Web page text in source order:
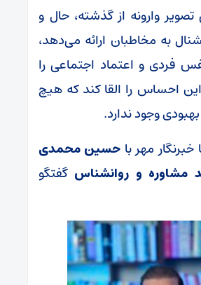
تصویر وارونه از گذشته، حال و
به مخاطبان ارائه می‌دهد،
فردی و اعتماد اجتماعی را
احساس را القا کند که هیچ
وجود ندارد.
مهر با حسین محمدی
مشاوره و روانشناس گفتگو